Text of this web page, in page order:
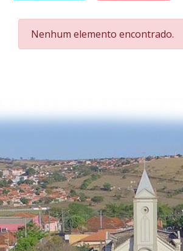
Nenhum elemento encontrado.